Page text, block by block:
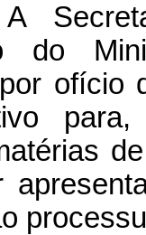
do
ofício